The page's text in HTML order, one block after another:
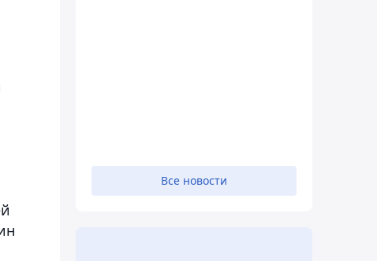
Все новости